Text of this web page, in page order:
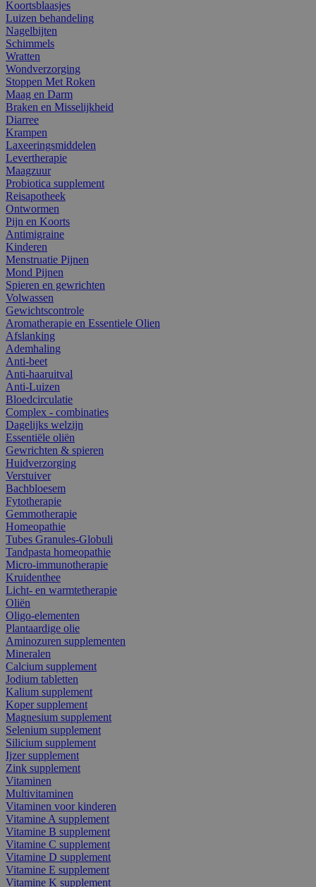
Koortsblaasjes
Luizen behandeling
Nagelbijten
Schimmels
Wratten
Wondverzorging
Stoppen Met Roken
Maag en Darm
Braken en Misselijkheid
Diarree
Krampen
Laxeeringsmiddelen
Levertherapie
Maagzuur
Probiotica supplement
Reisapotheek
Ontwormen
Pijn en Koorts
Antimigraine
Kinderen
Menstruatie Pijnen
Mond Pijnen
Spieren en gewrichten
Volwassen
Gewichtscontrole
Aromatherapie en Essentiele Olien
Afslanking
Ademhaling
Anti-beet
Anti-haaruitval
Anti-Luizen
Bloedcirculatie
Complex - combinaties
Dagelijks welzijn
Essentiële oliën
Gewrichten & spieren
Huidverzorging
Verstuiver
Bachbloesem
Fytotherapie
Gemmotherapie
Homeopathie
Tubes Granules-Globuli
Tandpasta homeopathie
Micro-immunotherapie
Kruidenthee
Licht- en warmtetherapie
Oliën
Oligo-elementen
Plantaardige olie
Aminozuren supplementen
Mineralen
Calcium supplement
Jodium tabletten
Kalium supplement
Koper supplement
Magnesium supplement
Selenium supplement
Silicium supplement
Ijzer supplement
Zink supplement
Vitaminen
Multivitaminen
Vitaminen voor kinderen
Vitamine A supplement
Vitamine B supplement
Vitamine C supplement
Vitamine D supplement
Vitamine E supplement
Vitamine K supplement